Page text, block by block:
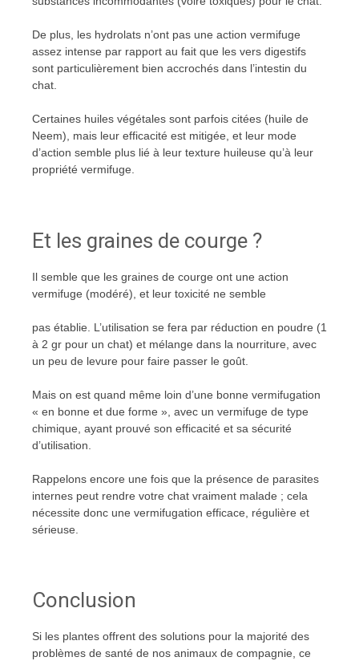
De plus, les hydrolats n’ont pas une action vermifuge
assez intense par rapport au fait que les vers digestifs
sont particulièrement bien accrochés dans l’intestin du
chat.
Certaines huiles végétales sont parfois citées (huile de
Neem), mais leur efficacité est mitigée, et leur mode
d’action semble plus lié à leur texture huileuse qu’à leur
propriété vermifuge.
Et les graines de courge ?
Il semble que les graines de courge ont une action
vermifuge (modéré), et leur toxicité ne semble
pas établie. L’utilisation se fera par réduction en poudre (1
à 2 gr pour un chat) et mélange dans la nourriture, avec
un peu de levure pour faire passer le goût.
Mais on est quand même loin d’une bonne vermifugation
« en bonne et due forme », avec un vermifuge de type
chimique, ayant prouvé son efficacité et sa sécurité
d’utilisation.
Rappelons encore une fois que la présence de parasites
internes peut rendre votre chat vraiment malade ; cela
nécessite donc une vermifugation efficace, régulière et
sérieuse.
Conclusion
Si les plantes offrent des solutions pour la majorité des
problèmes de santé de nos animaux de compagnie, ce